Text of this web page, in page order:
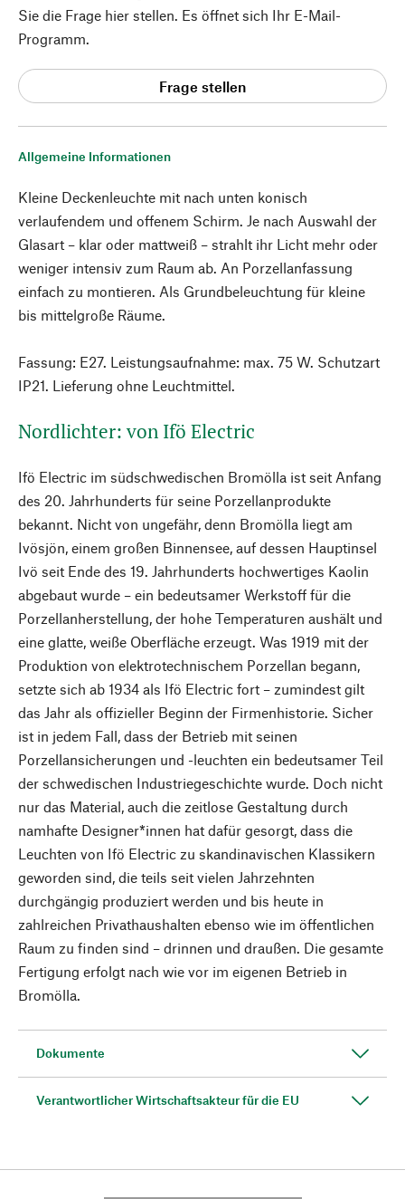
Allgemeine Informationen
Kleine Deckenleuchte mit nach unten konisch
verlaufendem und offenem Schirm. Je nach Auswahl der
Glasart – klar oder mattweiß – strahlt ihr Licht mehr oder
weniger intensiv zum Raum ab. An Porzellanfassung
einfach zu montieren. Als Grundbeleuchtung für kleine
bis mittelgroße Räume.
Fassung: E27. Leistungsaufnahme: max. 75 W. Schutzart
IP21. Lieferung ohne Leuchtmittel.
Nordlichter: von Ifö Electric
Ifö Electric im südschwedischen Bromölla ist seit Anfang
des 20. Jahrhunderts für seine Porzellanprodukte
bekannt. Nicht von ungefähr, denn Bromölla liegt am
Ivösjön, einem großen Binnensee, auf dessen Hauptinsel
Ivö seit Ende des 19. Jahrhunderts hochwertiges Kaolin
abgebaut wurde – ein bedeutsamer Werkstoff für die
Porzellanherstellung, der hohe Temperaturen aushält und
eine glatte, weiße Oberfläche erzeugt. Was 1919 mit der
Produktion von elektrotechnischem Porzellan begann,
setzte sich ab 1934 als Ifö Electric fort – zumindest gilt
das Jahr als offizieller Beginn der Firmenhistorie. Sicher
ist in jedem Fall, dass der Betrieb mit seinen
Porzellansicherungen und -leuchten ein bedeutsamer Teil
der schwedischen Industriegeschichte wurde. Doch nicht
nur das Material, auch die zeitlose Gestaltung durch
namhafte Designer*innen hat dafür gesorgt, dass die
Leuchten von Ifö Electric zu skandinavischen Klassikern
geworden sind, die teils seit vielen Jahrzehnten
durchgängig produziert werden und bis heute in
zahlreichen Privathaushalten ebenso wie im öffentlichen
Raum zu finden sind – drinnen und draußen. Die gesamte
Fertigung erfolgt nach wie vor im eigenen Betrieb in
Bromölla.
Dokumente
Verantwortlicher Wirtschaftsakteur für die EU
Sie die Frage hier stellen. Es öffnet sich Ihr E-Mail-
Programm.
Frage stellen